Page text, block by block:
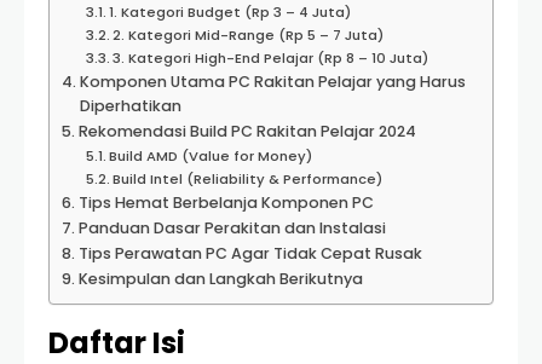
1. Kategori Budget (Rp 3 – 4 Juta)
2. Kategori Mid-Range (Rp 5 – 7 Juta)
3. Kategori High-End Pelajar (Rp 8 – 10 Juta)
Komponen Utama PC Rakitan Pelajar yang Harus
Diperhatikan
Rekomendasi Build PC Rakitan Pelajar 2024
Build AMD (Value for Money)
Build Intel (Reliability & Performance)
Tips Hemat Berbelanja Komponen PC
Panduan Dasar Perakitan dan Instalasi
Tips Perawatan PC Agar Tidak Cepat Rusak
Kesimpulan dan Langkah Berikutnya
Daftar Isi